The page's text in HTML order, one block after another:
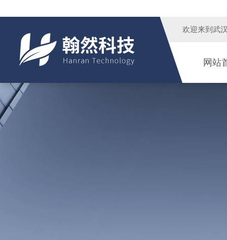
欢迎来到 武
网站